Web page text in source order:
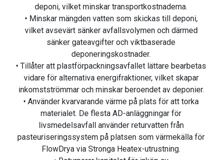
deponi, vilket minskar transportkostnaderna.
• Minskar mängden vatten som skickas till deponi,
vilket avsevärt sänker avfallsvolymen och därmed
sänker gateavgifter och viktbaserade
deponeringskostnader.
• Tillåter att plastförpackningsavfallet lättare bearbetas
vidare för alternativa energifraktioner, vilket skapar
inkomstströmmar och minskar beroendet av deponier.
• Använder kvarvarande värme på plats för att torka
materialet. De flesta AD-anläggningar för
livsmedelsavfall använder returvatten från
pasteuriseringssystem på platsen som värmekälla för
FlowDrya via Stronga Heatex-utrustning.